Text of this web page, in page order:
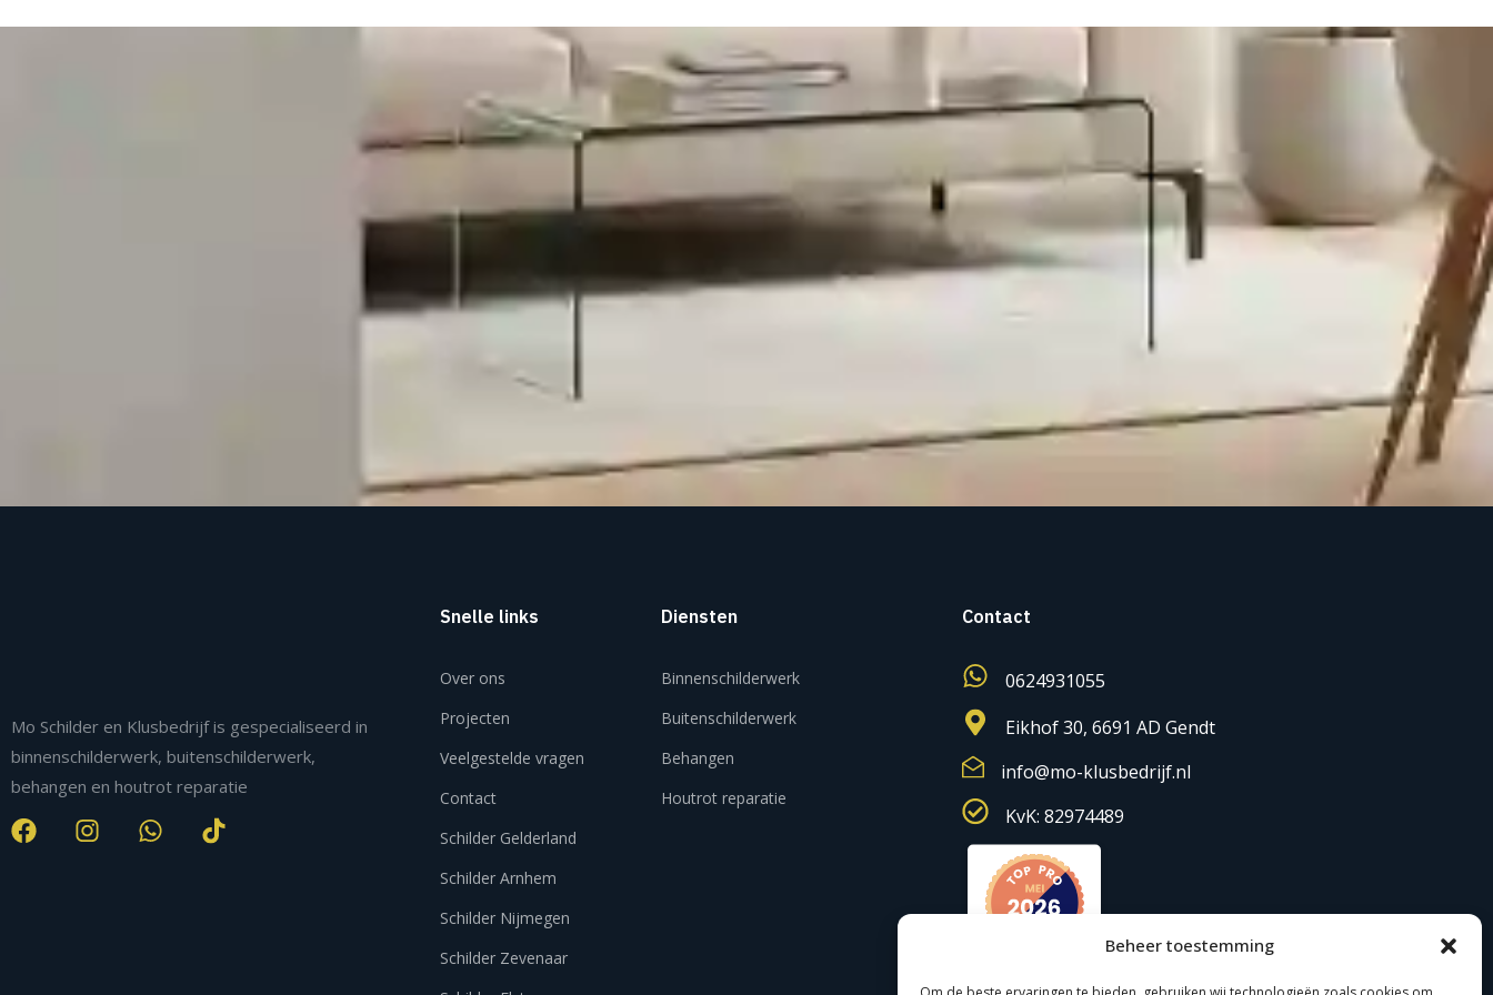
Beheer toestemming
Uw buitenschilderwerk professioneel
Neem contact op voor een gratis offerte en persoonlijk advies.
VRAAG EEN GRATIS OFFERTE AAN
Mo Schilder en Klusbedrijf is gespecialiseerd in
binnenschilderwerk, buitenschilderwerk,
behangen en houtrot reparatie
Snelle links
Over ons
Projecten
Veelgestelde vragen
Contact
Schilder Gelderland
Schilder Arnhem
Schilder Nijmegen
Schilder Zevenaar
Diensten
Binnenschilderwerk
Buitenschilderwerk
Behangen
Houtrot reparatie
Contact
0624931055
Eikhof 30, 6691 AD Gendt
info@mo-klusbedrijf.nl
KvK: 82974489